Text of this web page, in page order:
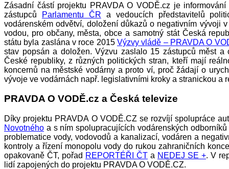
Zásadní částí projektu PRAVDA O VODĚ.cz je informování
zástupců
Parlamentu ČR a vedoucích představitelů
vodárenském odvětví, doložení důkazů o negativním vývoji
vodou, pro občany, města, obce a samotný stát Česká
státu byla zaslána v roce 2015 Výzvy vládě – PRAVDA O
stav popsán a doložen. Výzvu zaslalo 15 zástupců měst a
České republiky, z různých politických stran, kteří mají
koncernů na městské vodárny a proto ví, proč žádají o
vývoje ve vodárnách např. legislativními kroky a stranickou a
PRAVDA O VODĚ.cz a Česká televize
Díky projektu PRAVDA O VODĚ.CZ se rozvíjí spolupráce
Novotného a s ním spolupracujících vodárenských
problematice vody, vodovodů a kanalizací, vodáren a
kontroly a řízení monopolu vody do rukou zahraničních
opakovaně ČT, pořad REPORTÉŘI ČT a NEDEJ SE +. V
lidí zapojených do projektu PRAVDA O VODĚ.CZ.